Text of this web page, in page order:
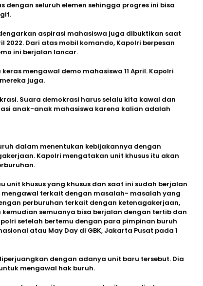
dengan seluruh elemen sehingga progres ini bisa
aspirasi mahasiswa juga dibuktikan saat
2022. Dari atas mobil komando, Kapolri berpesan
ini berjalan lancar.
mengawal demo mahasiswa 11 April. Kapolri
juga.
Suara demokrasi harus selalu kita kawal dan
anak-anak mahasiswa karena kalian adalah
dalam menentukan kebijakannya dengan
Kapolri mengatakan unit khusus itu akan
unit khusus yang khusus dan saat ini sudah berjalan
terkait dengan masalah- masalah yang
perburuhan terkait dengan ketenagakerjaan,
semuanya bisa berjalan dengan tertib dan
setelah bertemu dengan para pimpinan buruh
atau May Day di GBK, Jakarta Pusat pada 1
dengan adanya unit baru tersebut. Dia
mengawal hak buruh.